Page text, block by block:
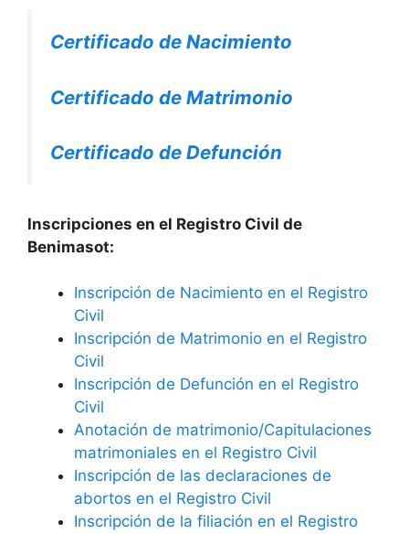
Certificado de Nacimiento
Certificado de Matrimonio
Certificado de Defunción
Inscripciones en el Registro Civil de
Benimasot:
Inscripción de Nacimiento en el Registro
Civil
Inscripción de Matrimonio en el Registro
Civil
Inscripción de Defunción en el Registro
Civil
Anotación de matrimonio/Capitulaciones
matrimoniales en el Registro Civil
Inscripción de las declaraciones de
abortos en el Registro Civil
Inscripción de la filiación en el Registro